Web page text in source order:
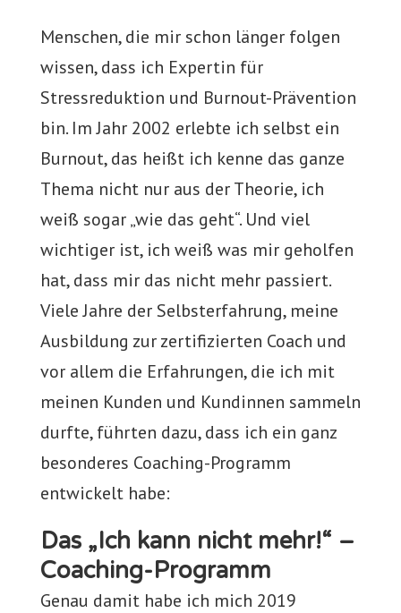
Menschen, die mir schon länger folgen
wissen, dass ich Expertin für
Stressreduktion und Burnout-Prävention
bin. Im Jahr 2002 erlebte ich selbst ein
Burnout, das heißt ich kenne das ganze
Thema nicht nur aus der Theorie, ich
weiß sogar „wie das geht“. Und viel
wichtiger ist, ich weiß was mir geholfen
hat, dass mir das nicht mehr passiert.
Viele Jahre der Selbsterfahrung, meine
Ausbildung zur zertifizierten Coach und
vor allem die Erfahrungen, die ich mit
meinen Kunden und Kundinnen sammeln
durfte, führten dazu, dass ich ein ganz
besonderes Coaching-Programm
entwickelt habe:
Das „Ich kann nicht mehr!“ –
Coaching-Programm
Genau damit habe ich mich 2019